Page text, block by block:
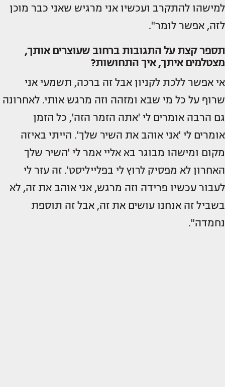
למישהו להתקרב ועכשיו אני מרגיש שאני כבר מוכן
לזה, אפשר לומר".
תספר קצת על התגובות ברחוב שעוצרים אותך,
מצטלמים איתך, איך התחושות?
אי אפשר ללכת לקניון אבל זה ברכה, תשמעי אני
שרוף על כל מי שבא ומזהה וזה מרגש אותי. לאחרונה
גם הרבה אומרים לי 'אתה הזמר הזה', כל הזמן
אומרים לי 'אני אוהב את השיר שלך'. הייתי באיזה
מקום ומישהו מבוגר בא אליי אמר לי 'השיר שלך
האחרון לא מפסיק לרוץ לי בפלייליסט'. זה עזר לי
לעבור עכשיו פרידה וזה מרגש, אני אוהב את זה, לא
בשביל זה אנחנו עושים את זה, אבל זה תוספת
נחמדה".